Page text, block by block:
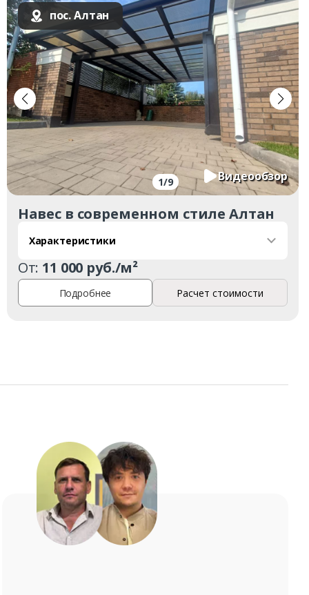
пос. Алтан
Видеообзор
1/9
Навес в современном стиле Алтан
Характеристики
От: 11 000 руб./м²
Подробнее Расчет стоимости